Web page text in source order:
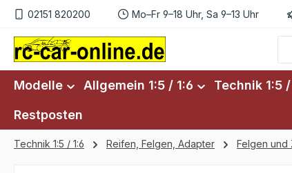
Hauptinhalt springen
Zur Suche springen
Zur Hauptnavigation springen
02151 820200 Mo–Fr 9–18 Uhr, Sa 9–13 Uhr
Modelle Allgemein 1:5 / 1:6 Technik 1:5 /
Restposten
Technik 1:5 / 1:6 Reifen, Felgen, Adapter Felgen und